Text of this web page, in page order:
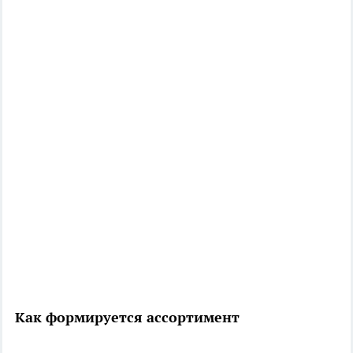
Как формируется ассортимент